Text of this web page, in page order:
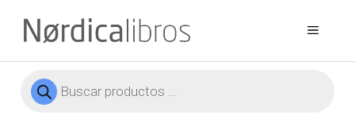
contenido
Menú
Búsqueda
de